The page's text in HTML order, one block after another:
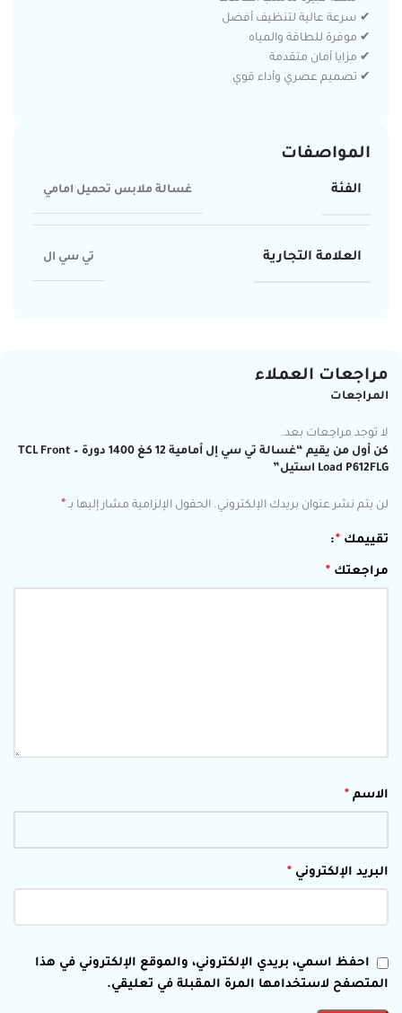
✔ سرعة عالية لتنظيف أفضل
✔ موفرة للطاقة والمياه
✔ مزايا أمان متقدمة
✔ تصميم عصري وأداء قوي
المواصفات
الفئة غسالة ملابس تحميل امامي
العلامة التجارية تي سي ال
مراجعات العملاء
المراجعات
لا توجد مراجعات بعد.
كن أول من يقيم “غسالة تي سي إل أمامية 12 كغ 1400 دورة – TCL Front
Load P612FLG استيل”
لن يتم نشر عنوان بريدك الإلكتروني. الحقول الإلزامية مشار إليها بـ *
تقييمك *
مراجعتك *
الاسم *
البريد الإلكتروني *
احفظ اسمي، بريدي الإلكتروني، والموقع الإلكتروني في هذا
المتصفح لاستخدامها المرة المقبلة في تعليقي.